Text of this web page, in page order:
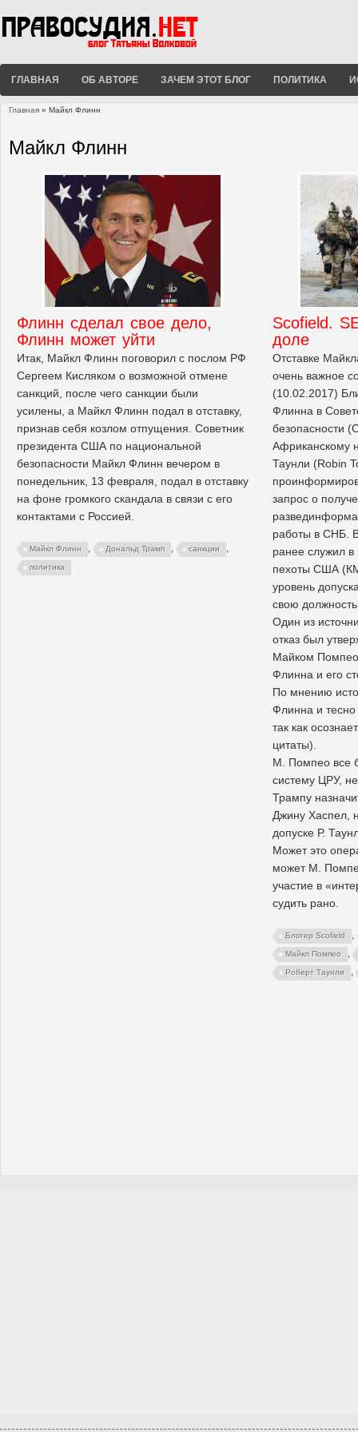
ГЛАВНАЯ ОБ АВТОРЕ ЗАЧЕМ ЭТОТ БЛОГ ПОЛИТИКА
Главная » Майкл Флинн
Майкл Флинн
Флинн сделал свое дело,
Флинн может уйти
Итак, Майкл Флинн поговорил с послом РФ
Сергеем Кисляком о возможной отмене
санкций, после чего санкции были
усилены, а Майкл Флинн подал в отставку,
признав себя козлом отпущения. Советник
президента США по национальной
безопасности Майкл Флинн вечером в
понедельник, 13 февраля, подал в отставку
на фоне громкого скандала в связи с его
контактами с Россией.
Майкл Флинн , Дональд Трамп , санкции ,
политика
Scofield.
доле
Отставке
очень важное
(10.02.2017)
Флинна в
безопасности
Африканскому
Таунли (Robin
запрос о
работы в СНБ.
ранее служил в
пехоты США
уровень
свою
Один из
отказ был
Майком
Флинна и его
По мнению
Флинна и
так как
цитаты).
М. Помпео все
систему ЦРУ,
Трампу
Джину Хаспел,
допуске Р.
Может это
может М.
участие в
судить рано.
Блогер Scofield ,
Майкл Помпео ,
Роберт Таунли ,